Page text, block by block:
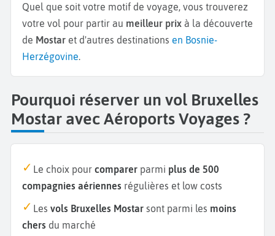
Quel que soit votre motif de voyage, vous trouverez
votre vol pour partir au meilleur prix à la découverte
de Mostar et d'autres destinations en Bosnie-
Herzégovine.
Pourquoi réserver un vol Bruxelles
Mostar avec Aéroports Voyages ?
Le choix pour comparer parmi plus de 500
compagnies aériennes régulières et low costs
Les vols Bruxelles Mostar sont parmi les moins
chers du marché